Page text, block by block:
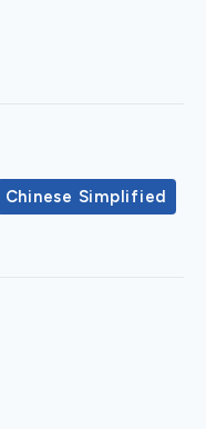
Chinese Simplified